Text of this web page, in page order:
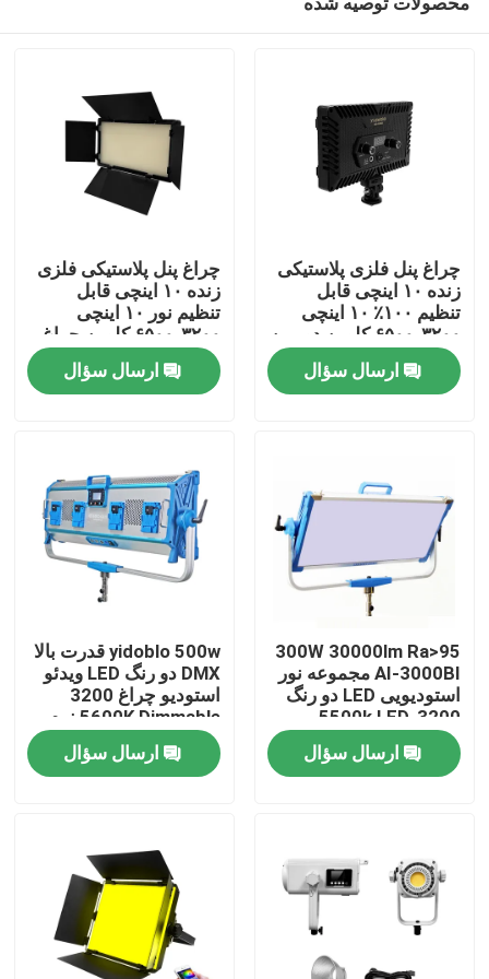
خونه
درباره ما
تور کارخانه
کنترل کیفیت
با ما تماس بگیرید
پرونده ها
چراغ های ال ای دی ویدئو استودیو
چراغ پنل فلزی پلاستیکی
زنده ۱۰ اینچی قابل
تنظیم ۱۰۰٪ ۱۰ اینچی
۳۲۰۰-۶۵۰۰ کلوین دوربین
فیلمبرداری دیجیتال LED
داخلی
ارسال سؤال
چراغ پنل پلاستیکی فلزی
زنده ۱۰ اینچی قابل
تنظیم نور ۱۰ اینچی
۳۲۰۰-۶۵۰۰ کلوین چراغ
ویدئویی LED برای
نورپردازی استودیوی
دوربین استریمینگ
ارسال سؤال
300W 30000lm Ra>95
AI-3000BI مجموعه نور
استودیویی LED دو رنگ
3200-5500k LED
Video Light 300w S60
ارسال سؤال
yidoblo 500w قدرت بالا
DMX دو رنگ LED ویدئو
استودیو چراغ 3200
5600K Dimmable نرم
LED پانل نور S120
ارسال سؤال